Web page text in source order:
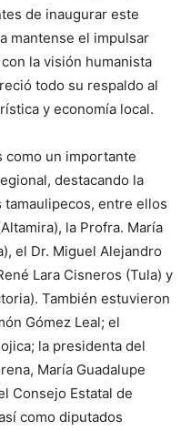
de inaugurar este
mantense el impulsar
la visión humanista
todo su respaldo al
y economía local.
como un importante
destacando la
entre ellos
la Profra. María
el Dr. Miguel Alejandro
Lara Cisneros (Tula) y
También estuvieron
Gómez Leal; el
la presidenta del
María Guadalupe
Consejo Estatal de
como diputados